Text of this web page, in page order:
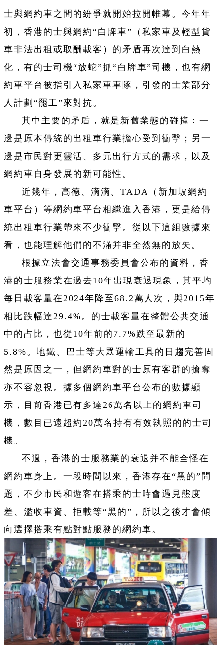
士與網約車之間的紛爭就開始拉開帷幕。今年年
初，香港的士與網約“白牌車”（私家車及輕型貨
車非法出租或取酬載客）的矛盾再次達到白熱
化，有的士司機“放蛇”抓“白牌車”司機，也有網
約車平台被指引入私家車車隊，引發的士業部分
人計劃“罷工”來對抗。
其中主要的矛盾，就是新舊業態的碰撞：一
邊是原本傳統的出租車行業擔心受到衝擊；另一
邊是市民對更靈活、多元出行方式的需求，以及
網約車自身發展的新可能性。
近幾年，高德、滴滴、TADA（新加坡網約
車平台）等網約車平台相繼進入香港，更是給傳
統出租車行業帶來不少衝擊。從以下這組數據來
看，也能理解他們的不滿并非全然無的放矢。
根據立法會交通事務委員會公布的資料，香
港的士服務業在過去10年出現衰退現象，其平均
每日載客量在2024年降至68.2萬人次，與2015年
相比跌幅達29.4%。的士載客量在整體公共交通
中的占比，也從10年前的7.7%跌至最新的
5.8%。地鐵、巴士等大眾運輸工具的日趨完善固
然是原因之一，但網約車對的士原有客群的搶奪
亦不容忽視。據多個網約車平台公布的數據顯
示，目前香港已有多達26萬名以上的網約車司
機，數目已遠超約20萬名持有有效執照的的士司
機。
不過，香港的士服務業的衰退并不能全怪在
網約車身上。一段時間以來，香港存在“黑的”問
題，不少市民和遊客在搭乘的士時會遇見態度
差、濫收車資、拒載等“黑的”，所以之後才會傾
向選擇搭乘有點對點服務的網約車。